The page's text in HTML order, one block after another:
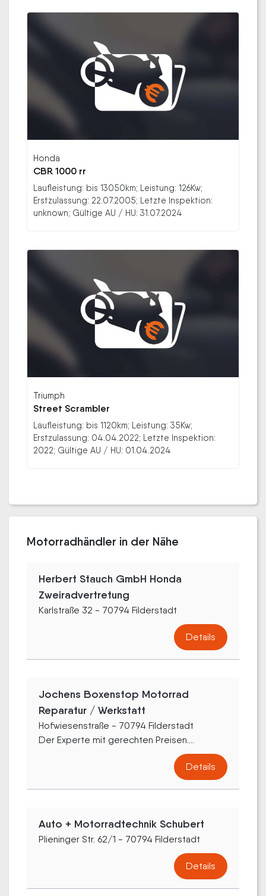
Honda
CBR 1000 rr
Laufleistung: bis 13050km; Leistung: 126Kw;
Erstzulassung: 22.07.2005; Letzte Inspektion:
unknown; Gültige AU / HU: 31.07.2024
Triumph
Street Scrambler
Laufleistung: bis 1120km; Leistung: 35Kw;
Erstzulassung: 04.04.2022; Letzte Inspektion:
2022; Gültige AU / HU: 01.04.2024
Motorradhändler in der Nähe
Herbert Stauch GmbH Honda
Zweiradvertretung
Karlstraße 32 - 70794 Filderstadt
Details
Jochens Boxenstop Motorrad
Reparatur / Werkstatt
Hofwiesenstraße - 70794 Filderstadt
Der Experte mit gerechten Preisen....
Details
Auto + Motorradtechnik Schubert
Plieninger Str. 62/1 - 70794 Filderstadt
Details